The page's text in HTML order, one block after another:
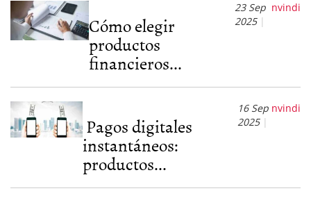
Cómo elegir
productos
financieros...
23 Sep
2025
nvindi
Pagos digitales
instantáneos:
productos...
16 Sep
2025
nvindi